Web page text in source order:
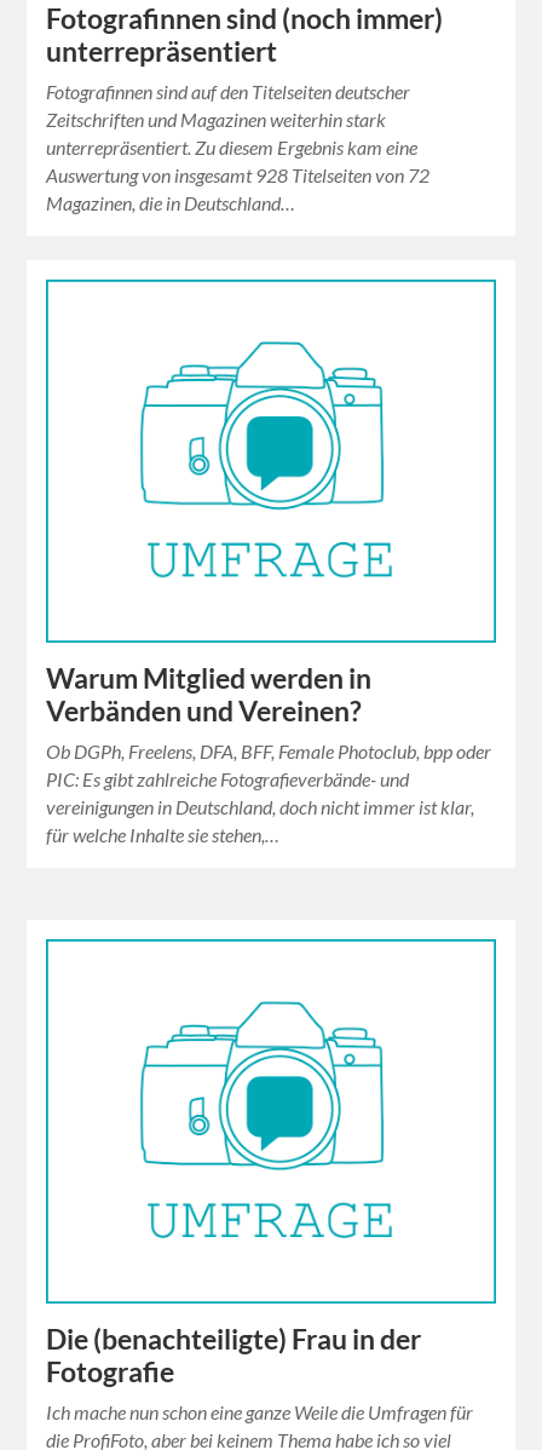
Fotografinnen sind (noch immer)
unterrepräsentiert
Fotografinnen sind auf den Titelseiten deutscher
Zeitschriften und Magazinen weiterhin stark
unterrepräsentiert. Zu diesem Ergebnis kam eine
Auswertung von insgesamt 928 Titelseiten von 72
Magazinen, die in Deutschland…
Warum Mitglied werden in
Verbänden und Vereinen?
Ob DGPh, Freelens, DFA, BFF, Female Photoclub, bpp oder
PIC: Es gibt zahlreiche Fotografieverbände- und
vereinigungen in Deutschland, doch nicht immer ist klar,
für welche Inhalte sie stehen,…
Die (benachteiligte) Frau in der
Fotografie
Ich mache nun schon eine ganze Weile die Umfragen für
die ProfiFoto, aber bei keinem Thema habe ich so viel